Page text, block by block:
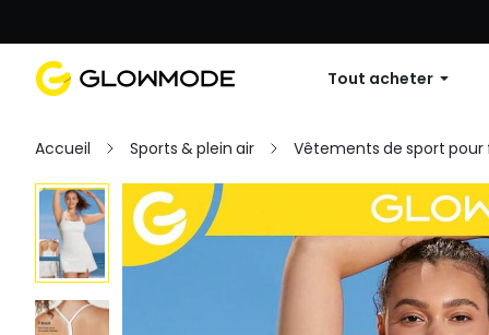
Tout acheter
Accueil Sports & plein air Vêtements de sport